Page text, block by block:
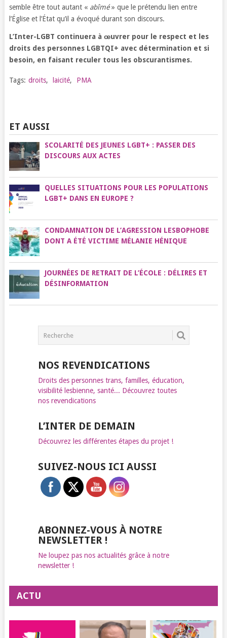
semble être tout autant « abîmé» que le prétendu lien entre
l’Église et l’État qu’il a évoqué durant son discours.
L’Inter-LGBT continuera à œuvrer pour le respect et les
droits des personnes LGBTQI+ avec détermination et si
besoin, en faisant reculer tous les obscurantismes.
Tags: droits, laicité, PMA
ET AUSSI
SCOLARITÉ DES JEUNES LGBT+ : PASSER DES
DISCOURS AUX ACTES
QUELLES SITUATIONS POUR LES POPULATIONS
LGBT+ DANS EN EUROPE ?
CONDAMNATION DE L’AGRESSION LESBOPHOBE
DONT A ÉTÉ VICTIME MÉLANIE HÉNIQUE
JOURNÉES DE RETRAIT DE L’ÉCOLE : DÉLIRES ET
DÉSINFORMATION
NOS REVENDICATIONS
Droits des personnes trans, familles, éducation,
visibilité lesbienne, santé... Découvrez toutes
nos revendications
L’INTER DE DEMAIN
Découvrez les différentes étapes du projet !
SUIVEZ-NOUS ICI AUSSI
ABONNEZ-VOUS À NOTRE
NEWSLETTER !
Ne loupez pas nos actualités grâce à notre
newsletter !
ACTU